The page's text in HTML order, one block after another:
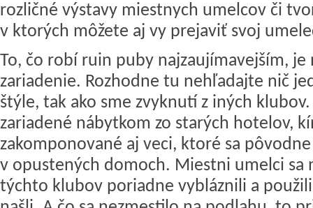
rozličné výstavy miestnych umelcov či
v ktorých môžete aj vy prejaviť svoj
To, čo robí ruin puby najzaujímavejším, je
zariadenie. Rozhodne tu nehľadajte nič
štýle, tak ako sme zvyknutí z iných
zariadené nábytkom zo starých hotelov,
zakomponované aj veci, ktoré sa
v opustených domoch. Miestni umelci sa
týchto klubov poriadne vybláznili a